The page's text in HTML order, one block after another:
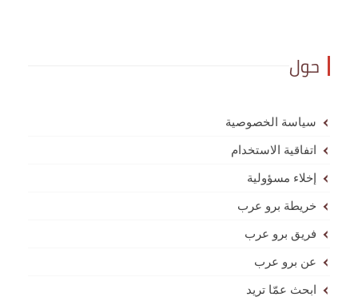
حول
سياسة الخصوصية
اتفاقية الاستخدام
إخلاء مسؤولية
خريطة برو عرب
فريق برو عرب
عن برو عرب
ابحث عمّا تريد